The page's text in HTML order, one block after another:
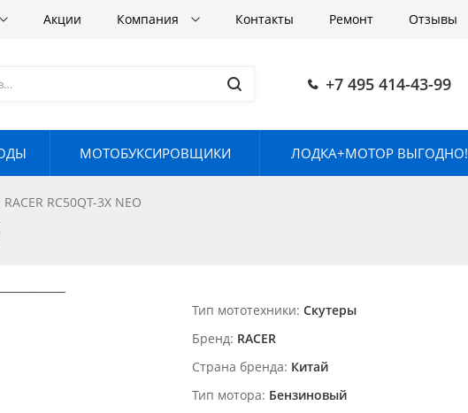
Акции Компания Контакты Ремонт Отзывы
+7 495 414-43-99
МОТОБУКСИРОВЩИКИ ЛОДКА+МОТОР ВЫГОДНО!
RC50QT-3X NEO
Тип мототехники Скутеры
Бренд RACER
Страна бренда Китай
Тип мотора Бензиновый